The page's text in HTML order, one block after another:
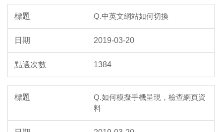
Q.中英文網站如何切換
2019-03-20
1384
Q.如何模擬手機呈現，檢查網頁資
料